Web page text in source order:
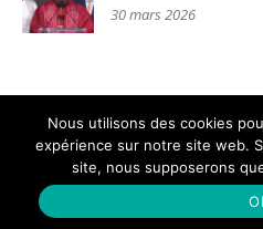
30 mars 2026
Mentions légales
Copyright © AM Dignités -
Thème Glob par
Nous utilisons des cookies
expérience sur notre site web.
site, nous supposerons